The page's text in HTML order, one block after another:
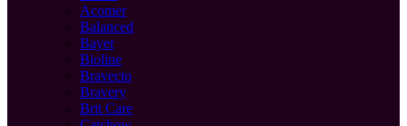
Acomer
Balanced
Bayer
Bioline
Bravecto
Bravery
Brit Care